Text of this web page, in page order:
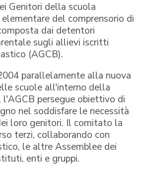
Genitori della scuola
del comprensorio di
dai detentori
sugli allievi iscritti
(AGCB).
parallelamente alla nuova
scuole all'interno della
l'AGCB persegue obiettivo di
nel soddisfare le necessità
loro genitori. Il comitato la
terzi, collaborando con
le altre Assemblee dei
enti e gruppi.